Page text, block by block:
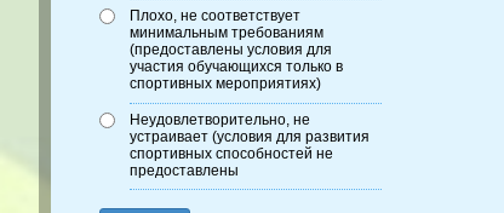
Плохо, не соответствует
минимальным требованиям
(предоставлены условия для
участия обучающихся только в
спортивных мероприятиях)
Неудовлетворительно, не
устраивает (условия для развития
спортивных способностей не
предоставлены